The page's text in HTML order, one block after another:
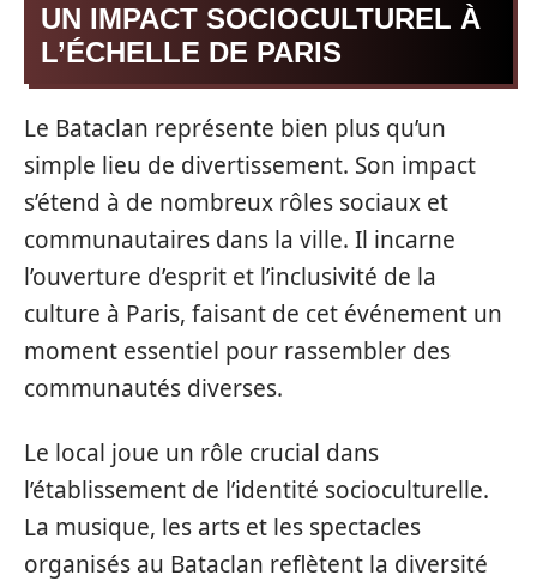
UN IMPACT SOCIOCULTUREL À
L’ÉCHELLE DE PARIS
Le Bataclan représente bien plus qu’un
simple lieu de divertissement. Son impact
s’étend à de nombreux rôles sociaux et
communautaires dans la ville. Il incarne
l’ouverture d’esprit et l’inclusivité de la
culture à Paris, faisant de cet événement un
moment essentiel pour rassembler des
communautés diverses.
Le local joue un rôle crucial dans
l’établissement de l’identité socioculturelle.
La musique, les arts et les spectacles
organisés au Bataclan reflètent la diversité